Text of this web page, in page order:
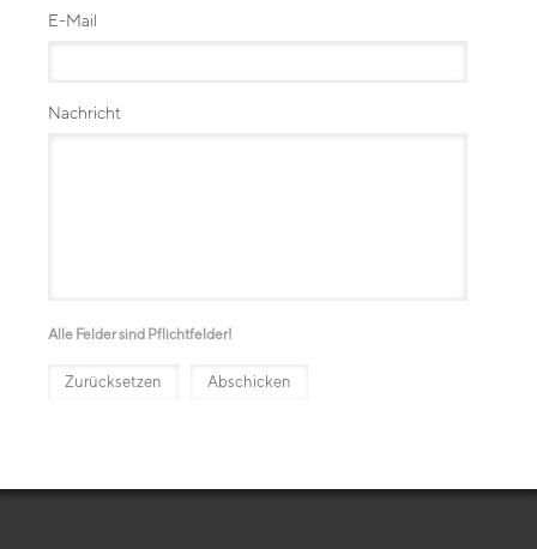
E-Mail
Nachricht
Alle Felder sind Pflichtfelder!
Zurücksetzen Abschicken